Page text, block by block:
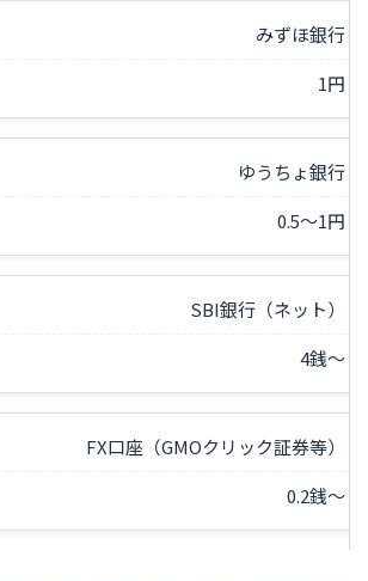
みずほ銀行
1円
ゆうちょ銀行
0.5〜1円
SBI銀行（ネット）
4銭〜
FX口座（GMOクリック証券等）
0.2銭〜